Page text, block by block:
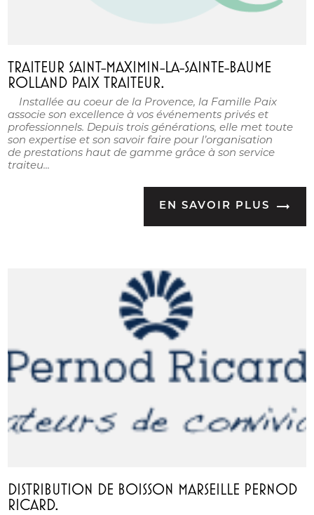
TRAITEUR SAINT-MAXIMIN-LA-SAINTE-BAUME
ROLLAND PAIX TRAITEUR.
Installée au coeur de la Provence, la Famille Paix
associe son excellence à vos événements privés et
professionnels. Depuis trois générations, elle met toute
son expertise et son savoir faire pour l’organisation
de prestations haut de gamme grâce à son service
traiteu...
EN SAVOIR PLUS
DISTRIBUTION DE BOISSON MARSEILLE PERNOD
RICARD.